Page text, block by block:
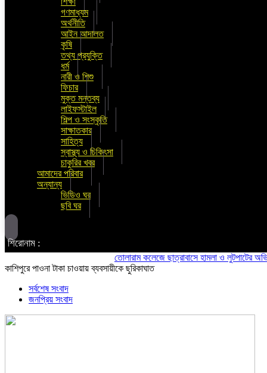
গণমাধ্যম
অর্থনীতি
আইন আদালত
কৃষি
তথ্য প্রযুক্তি
ধর্ম
নারী ও শিশু
ফিচার
মুক্ত মন্তব্য
লাইফস্টাইল
শিল্প ও সংস্কৃতি
সাক্ষাতকার
সাহিত্য
স্বাস্থ্য ও চিকিৎসা
চাকুরির খবর
আমাদের পরিবার
অন্যান্য
ভিডিও ঘর
ছবি ঘর
শিরোনাম :
তোলারাম কলেজে ছাত্রাবাসে হামলা ও লুটপাটের অভিযোগ
কাশিপুরে পাওনা টাকা চাওয়ায় ব্যবসায়ীকে ছুরিকাঘাত
সর্বশেষ সংবাদ
জনপ্রিয় সংবাদ